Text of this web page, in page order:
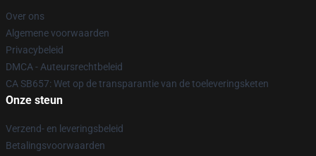
Over ons
Algemene voorwaarden
Privacybeleid
DMCA - Auteursrechtbeleid
CA SB657: Wet op de transparantie van de toeleveringsketen
Onze steun
Verzend- en leveringsbeleid
Betalingsvoorwaarden